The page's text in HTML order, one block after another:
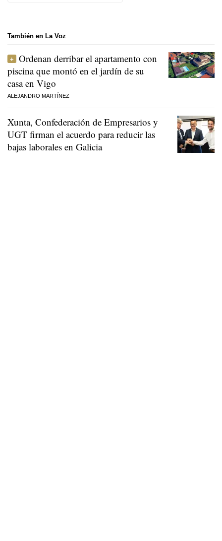
También en La Voz
Ordenan derribar el apartamento con
piscina que montó en el jardín de su
casa en Vigo
ALEJANDRO MARTÍNEZ
Xunta, Confederación de Empresarios y
UGT firman el acuerdo para reducir las
bajas laborales en Galicia